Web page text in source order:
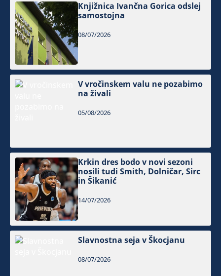
Knjižnica Ivančna Gorica odslej
samostojna
08/07/2026
V vročinskem valu ne pozabimo
na živali
05/08/2026
Krkin dres bodo v novi sezoni
nosili tudi Smith, Dolničar, Sirc
in Šikanić
14/07/2026
Slavnostna seja v Škocjanu
08/07/2026